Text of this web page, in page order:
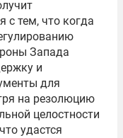
с тем, что когда
Запада
и
для
на резолюцию
целостности
удастся